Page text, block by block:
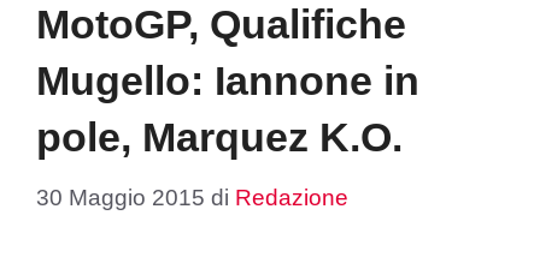
MotoGP, Qualifiche
Mugello: Iannone in
pole, Marquez K.O.
30 Maggio 2015 di Redazione